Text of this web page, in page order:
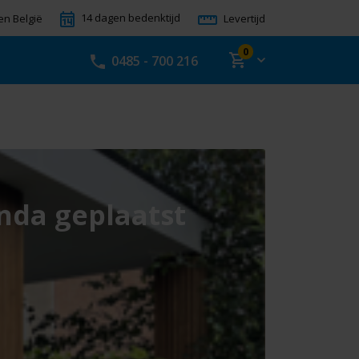
België 14 dagen bedenktijd Levertijd
0485 - 700 216
0
geplaatst